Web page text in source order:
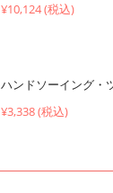
¥10,124 (税込)
ハンドソーイング・
¥3,338 (税込)